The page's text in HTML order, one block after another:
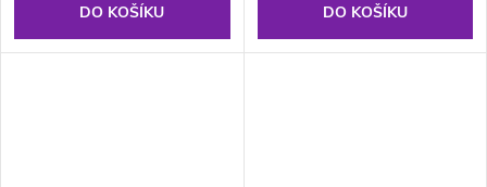
DO KOŠÍKU DO KOŠÍKU